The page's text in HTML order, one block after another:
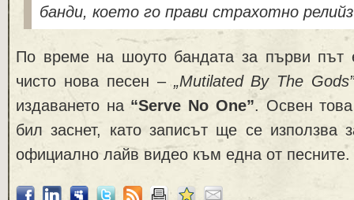
банди, което го прави страхотно
По време на шоуто бандата за първи път
чисто нова песен – „Mutilated By The
издаването на “Serve No One”. Освен
бил заснет, като записът ще се използва
официално лайв видео към една от песните.